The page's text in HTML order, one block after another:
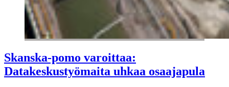
Skanska-pomo varoittaa:
Datakeskustyömaita uhkaa osaajapula